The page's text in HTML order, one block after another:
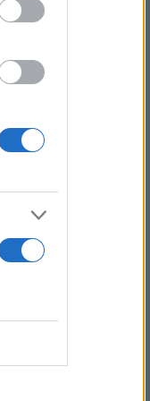
από το
από
την
του
να
και
και
πολιτική